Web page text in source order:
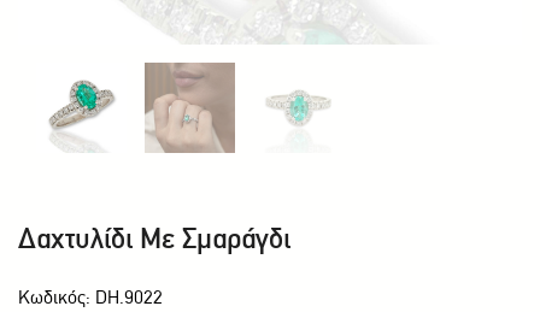
Δαχτυλίδι Με Σμαράγδι
Κωδικός: DH.9022